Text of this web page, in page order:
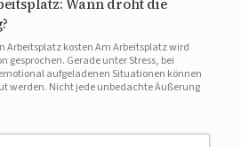
Wann droht die
Arbeitsplatz kosten Am Arbeitsplatz wird
gesprochen. Gerade unter Stress, bei
aufgeladenen Situationen können
werden. Nicht jede unbedachte Äußerung